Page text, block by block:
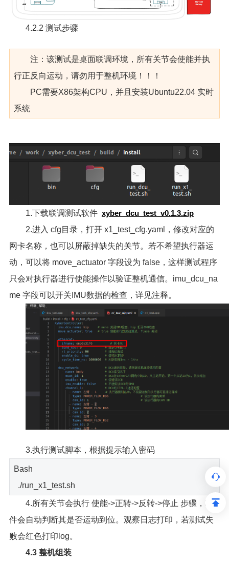
4.2.2 测试步骤
注：该测试是桌面联调环境，所有关节会使能并执
行正反向运动，请勿用于整机环境！！！
PC需要X86架构CPU，并且安装Ubuntu22.04 实时
系统
1.下载联调测试软件 xyber_dcu_test_v0.1.3.zip
2.进入 cfg目录，打开 x1_test_cfg.yaml，修改对应的
网卡名称，也可以屏蔽掉缺失的关节。若不希望执行器运
动，可以将 move_actuator 字段设为 false，这样测试程序
只会对执行器进行使能操作以验证整机通信。imu_dcu_na
me 字段可以开关IMU数据的检查，详见注释。
3.执行测试脚本，根据提示输入密码
Bash
./run_x1_test.sh
4.所有关节会执行 使能->正转->反转->停止 步骤，软
件会自动判断其是否运动到位。观察日志打印，若测试失
败会红色打印log。
4.3 整机组装